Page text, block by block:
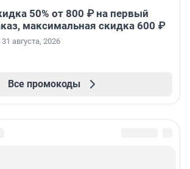
50% от 800 ₽ на первый
максимальная скидка 600 ₽
августа, 2026
Все промокоды